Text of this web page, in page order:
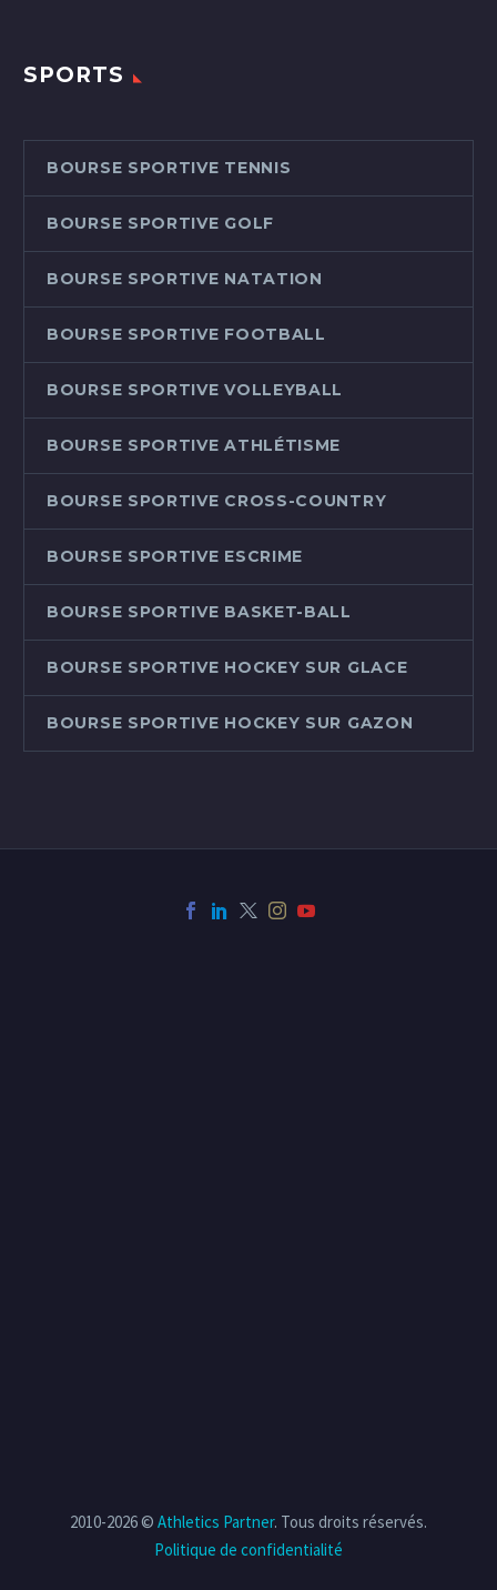
histoire inspire tous ceux
SPORTS
BOURSE SPORTIVE TENNIS
BOURSE SPORTIVE GOLF
BOURSE SPORTIVE NATATION
BOURSE SPORTIVE FOOTBALL
BOURSE SPORTIVE VOLLEYBALL
BOURSE SPORTIVE ATHLÉTISME
BOURSE SPORTIVE CROSS-COUNTRY
BOURSE SPORTIVE ESCRIME
BOURSE SPORTIVE BASKET-BALL
BOURSE SPORTIVE HOCKEY SUR GLACE
BOURSE SPORTIVE HOCKEY SUR GAZON
2010-2026 © Athletics Partner. Tous droits réservés.
Politique de confidentialité